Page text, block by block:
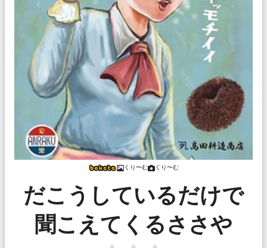
くり〜む くり〜む
だこうしているだけで
聞こえてくるささや